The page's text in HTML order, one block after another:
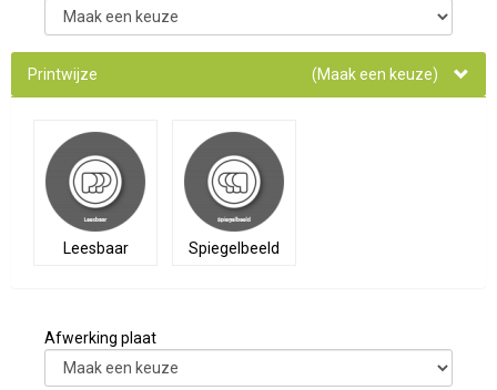
Printwijze (Maak een keuze)
Leesbaar Spiegelbeeld
Afwerking plaat